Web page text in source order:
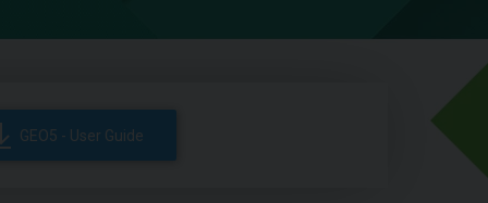
GEO5 - User Guide